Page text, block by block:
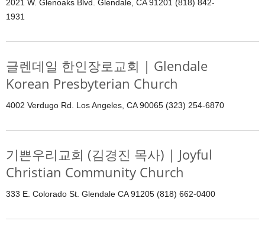
2021 W. Glenoaks Blvd. Glendale, CA 91201 (818) 842-
1931
글렌데일 한인장로교회 | Glendale
Korean Presbyterian Church
4002 Verdugo Rd. Los Angeles, CA 90065 (323) 254-6870
기쁜우리교회 (김경진 목사) | Joyful
Christian Community Church
333 E. Colorado St. Glendale CA 91205 (818) 662-0400